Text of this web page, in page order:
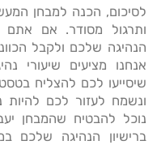
לסיכום, הכנה למבחן
ותרגול מסודר. אם אתם
הנהיגה שלכם ולקבל
אנחנו מציעים שיעורי
שיסייעו לכם להצליח
ונשמח לעזור לכם להיות
נוכל להבטיח שהמבחן
ברישיון הנהיגה